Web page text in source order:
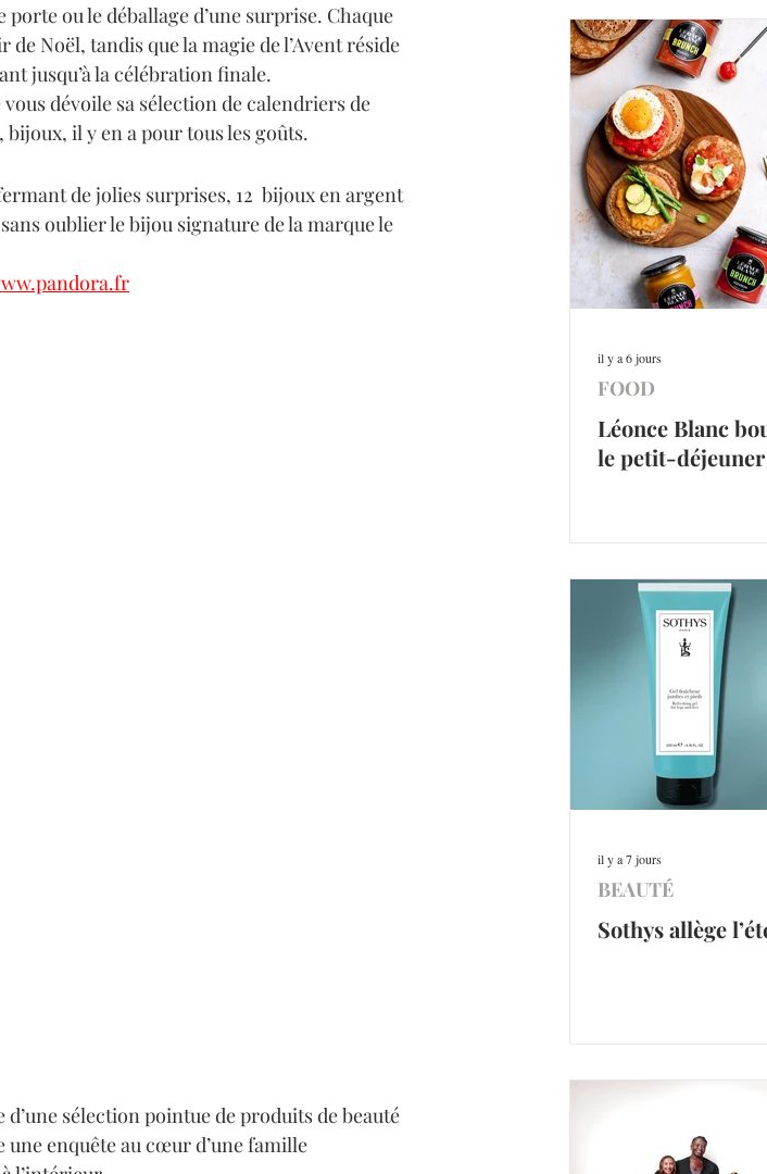
ou le déballage d’une surprise. Chaque
Noël, tandis que la magie de l’Avent réside
jusqu’à la célébration finale.
dévoile sa sélection de calendriers de
il y en a pour tous les goûts.
de jolies surprises, 12  bijoux en argent
oublier le bijou signature de la marque le
sélection pointue de produits de beauté
une enquête au cœur d’une famille
Léonce Blanc
le petit-déjeuner
FOOD
il y a 6 jours
Sothys allège
BEAUTÉ
il y a 7 jours